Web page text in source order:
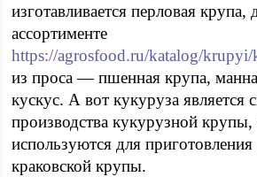
изготавливается перловая крупа,
ассортименте
https://agrosfood.ru/katalog/
из проса — пшенная крупа,
кускус. А вот кукуруза является
производства кукурузной крупы,
используются для
краковской крупы.